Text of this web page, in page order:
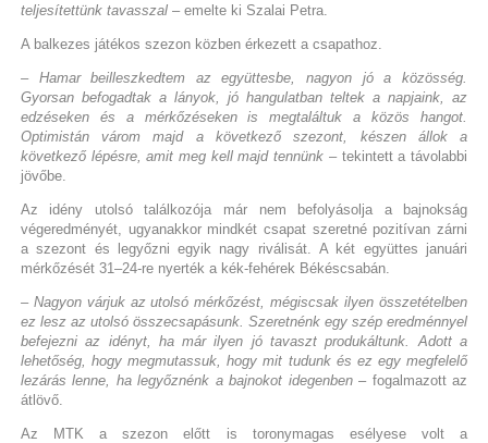
teljesítettünk tavasszal– emelte ki Szalai Petra.
A balkezes játékos szezon közben érkezett a csapathoz.
– Hamar beilleszkedtem az együttesbe, nagyon jó a közösség.
Gyorsan befogadtak a lányok, jó hangulatban teltek a napjaink, az
edzéseken és a mérkőzéseken is megtaláltuk a közös hangot.
Optimistán várom majd a következő szezont, készen állok a
következő lépésre, amit meg kell majd tennünk – tekintett a távolabbi
jövőbe.
Az idény utolsó találkozója már nem befolyásolja a bajnokság
végeredményét, ugyanakkor mindkét csapat szeretné pozitívan zárni
a szezont és legyőzni egyik nagy riválisát. A két együttes januári
mérkőzését 31–24-re nyerték a kék-fehérek Békéscsabán.
– Nagyon várjuk az utolsó mérkőzést, mégiscsak ilyen összetételben
ez lesz az utolsó összecsapásunk. Szeretnénk egy szép eredménnyel
befejezni az idényt, ha már ilyen jó tavaszt produkáltunk. Adott a
lehetőség, hogy megmutassuk, hogy mit tudunk és ez egy megfelelő
lezárás lenne, ha legyőznénk a bajnokot idegenben– fogalmazott az
átlövő.
Az MTK a szezon előtt is toronymagas esélyese volt a